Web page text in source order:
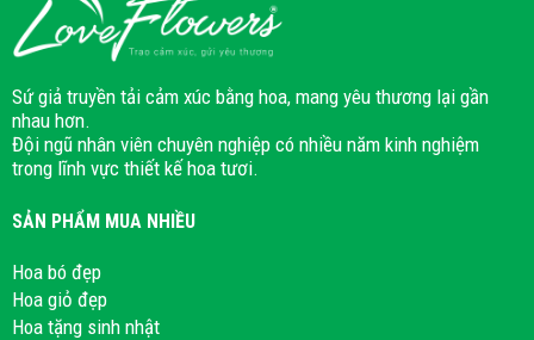
Sứ giả truyền tải cảm xúc bằng hoa, mang yêu thương lại gần
nhau hơn.
Đội ngũ nhân viên chuyên nghiệp có nhiều năm kinh nghiệm
trong lĩnh vực thiết kế hoa tươi.
SẢN PHẨM MUA NHIỀU
Hoa bó đẹp
Hoa giỏ đẹp
Hoa tặng sinh nhật